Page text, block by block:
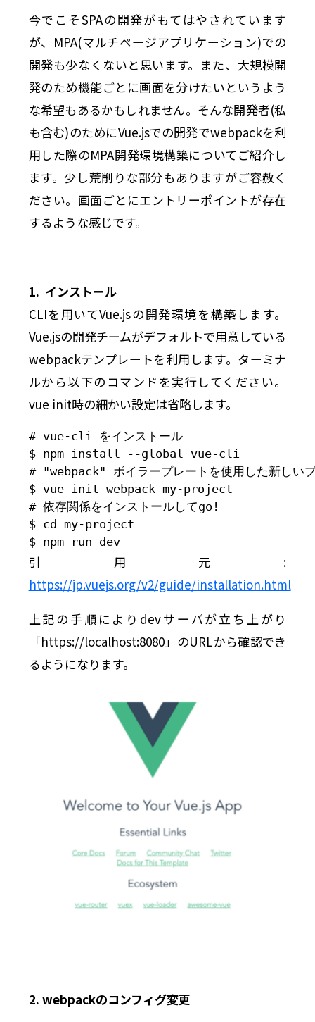
今でこそSPAの開発がもてはやされています
が、MPA(マルチページアプリケーション)での
開発も少なくないと思います。また、大規模開
発のため機能ごとに画面を分けたいというよう
な希望もあるかもしれません。そんな開発者(私
も含む)のためにVue.jsでの開発でwebpackを利
用した際のMPA開発環境構築についてご紹介し
ます。少し荒削りな部分もありますがご容赦く
ださい。画面ごとにエントリーポイントが存在
するような感じです。
1. インストール
CLIを用いてVue.jsの開発環境を構築します。
Vue.jsの開発チームがデフォルトで用意している
webpackテンプレートを利用します。ターミナ
ルから以下のコマンドを実行してください。
vue init時の細かい設定は省略します。
# vue-cli をインストール
$ npm install --global vue-cli
# "webpack" ボイラープレートを使用した新しい
$ vue init webpack my-project
# 依存関係をインストールしてgo!
$ cd my-project
$ npm run dev
引用元:
https://jp.vuejs.org/v2/guide/installation.html
上記の手順によりdevサーバが立ち上がり
「https://localhost:8080」のURLから確認でき
るようになります。
2. webpackのコンフィグ変更